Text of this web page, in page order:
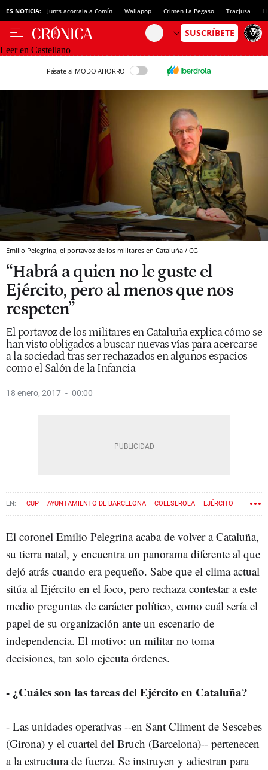
ES NOTICIA: Junts acorrala a Comín Wallapop Crimen La Pegaso Tracjusa
Leer en Castellano
Pásate al MODO AHORRO
Emilio Pelegrina, el portavoz de los militares en Cataluña / CG
“Habrá a quien no le guste el
Ejército, pero al menos que nos
respeten”
El portavoz de los militares en Cataluña explica cómo se
han visto obligados a buscar nuevas vías para acercarse
a la sociedad tras ser rechazados en algunos espacios
como el Salón de la Infancia
18 enero, 2017 00:00
CUP AYUNTAMIENTO DE BARCELONA COLLSEROLA EJÉRCITO
El coronel Emilio Pelegrina acaba de volver a Cataluña,
su tierra natal, y encuentra un panorama diferente al que
dejó atrás cuando era pequeño. Sabe que el clima actual
sitúa al Ejército en el foco, pero rechaza contestar a este
medio preguntas de carácter político, como cuál sería el
papel de su organización ante un escenario de
independencia. El motivo: un militar no toma
decisiones, tan solo ejecuta órdenes.
- ¿Cuáles son las tareas del Ejército en Cataluña?
- Las unidades operativas --en Sant Climent de Sescebes
(Girona) y el cuartel del Bruch (Barcelona)-- pertenecen
a la estructura de fuerza. Se instruyen y adiestran para